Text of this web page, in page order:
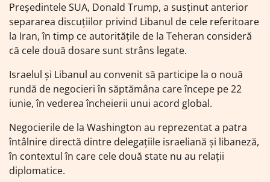
Președintele SUA, Donald Trump, a susținut anterior
separarea discuțiilor privind Libanul de cele referitoare
la Iran, în timp ce autoritățile de la Teheran consideră
că cele două dosare sunt strâns legate.
Israelul și Libanul au convenit să participe la o nouă
rundă de negocieri în săptămâna care începe pe 22
iunie, în vederea încheierii unui acord global.
Negocierile de la Washington au reprezentat a patra
întâlnire directă dintre delegațiile israeliană și libaneză,
în contextul în care cele două state nu au relații
diplomatice.